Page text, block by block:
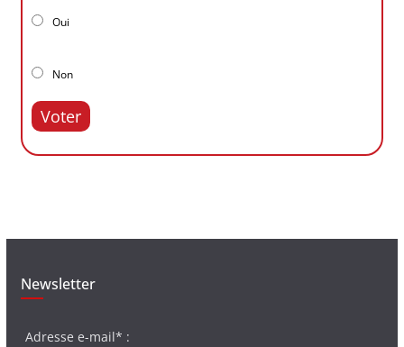
Oui
Non
Voter
Newsletter
Adresse e-mail* :